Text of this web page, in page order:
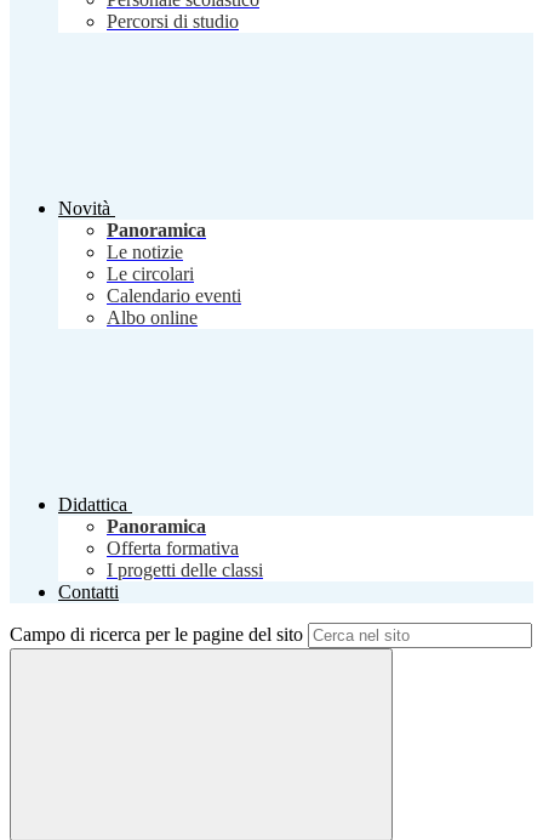
Percorsi di studio
Novità
Panoramica
Le notizie
Le circolari
Calendario eventi
Albo online
Didattica
Panoramica
Offerta formativa
I progetti delle classi
Contatti
Campo di ricerca per le pagine del sito